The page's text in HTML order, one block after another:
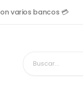
varios bancos 💳